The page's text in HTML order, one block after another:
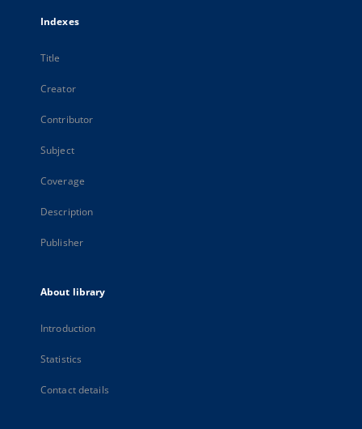
Indexes
Title
Creator
Contributor
Subject
Coverage
Description
Publisher
About library
Introduction
Statistics
Contact details